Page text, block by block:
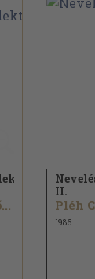
II.
Pléh
1986